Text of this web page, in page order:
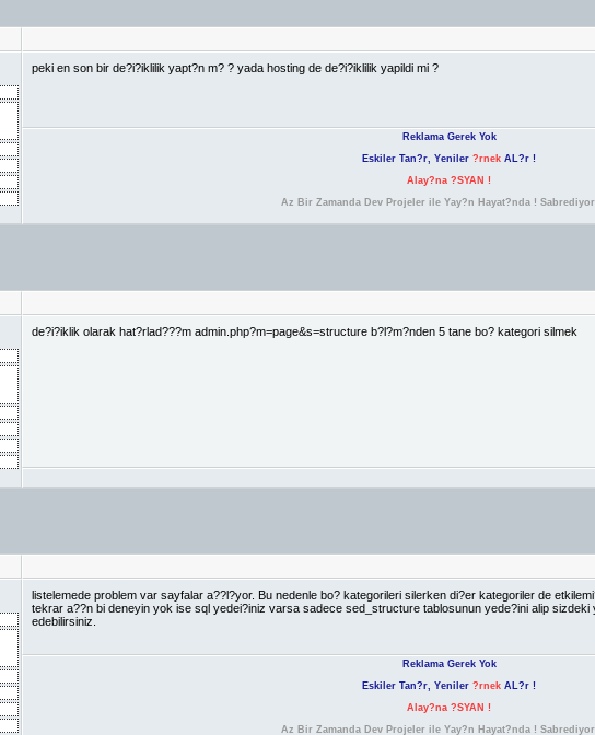
peki en son bir de?i?iklilik yapt?n m? ? yada hosting de de?i?iklilik yapildi mi ?
Reklama Gerek Yok
Eskiler Tan?r, Yeniler ?rnek AL?r !
Alay?na ?SYAN !
Az Bir Zamanda Dev Projeler ile Yay?n Hayat?nda !
de?i?iklik olarak hat?rlad???m admin.php?m=page&s=structure b?l?m?nden 5 tane bo? kategori silmek
listelemede problem var sayfalar a??l?yor. Bu nedenle bo? kategorileri silerken di?er kategoriler de
tekrar a??n bi deneyin yok ise sql yedei?iniz varsa sadece sed_structure tablosunun yede?ini alip
edebilirsiniz.
Reklama Gerek Yok
Eskiler Tan?r, Yeniler ?rnek AL?r !
Alay?na ?SYAN !
Az Bir Zamanda Dev Projeler ile Yay?n Hayat?nda !